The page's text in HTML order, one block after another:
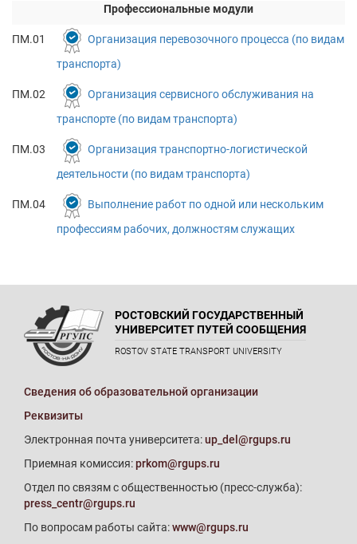
Профессиональные модули
ПМ.01
Организация перевозочного процесса (по видам
транспорта)
ПМ.02
Организация сервисного обслуживания на
транспорте (по видам транспорта)
ПМ.03
Организация транспортно-логистической
деятельности (по видам транспорта)
ПМ.04
Выполнение работ по одной или нескольким
профессиям рабочих, должностям служащих
РОСТОВСКИЙ ГОСУДАРСТВЕННЫЙ
УНИВЕРСИТЕТ ПУТЕЙ СООБЩЕНИЯ
ROSTOV STATE TRANSPORT UNIVERSITY
Сведения об образовательной организации
Реквизиты
Электронная почта университета:up_del@rgups.ru
Приемная комиссия:prkom@rgups.ru
Отдел по связям с общественностью (пресс-служба):
press_centr@rgups.ru
По вопросам работы сайта:www@rgups.ru